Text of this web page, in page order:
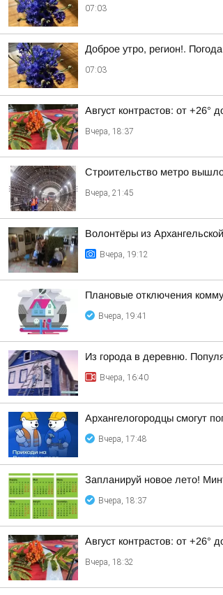
07:03
Доброе утро, регион!.
07:03
Август контрастов: от +26°
Вчера, 18:37
Строительство метро
Вчера, 21:45
Волонтёры из
Вчера, 19:12
Плановые отключения
Вчера, 19:41
Из города в деревню.
Вчера, 16:40
Архангелогородцы смогут
Вчера, 17:48
Запланируй новое лето!
Вчера, 18:37
Август контрастов: от +26°
Вчера, 18:32